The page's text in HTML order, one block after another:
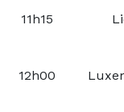
11h15
12h00